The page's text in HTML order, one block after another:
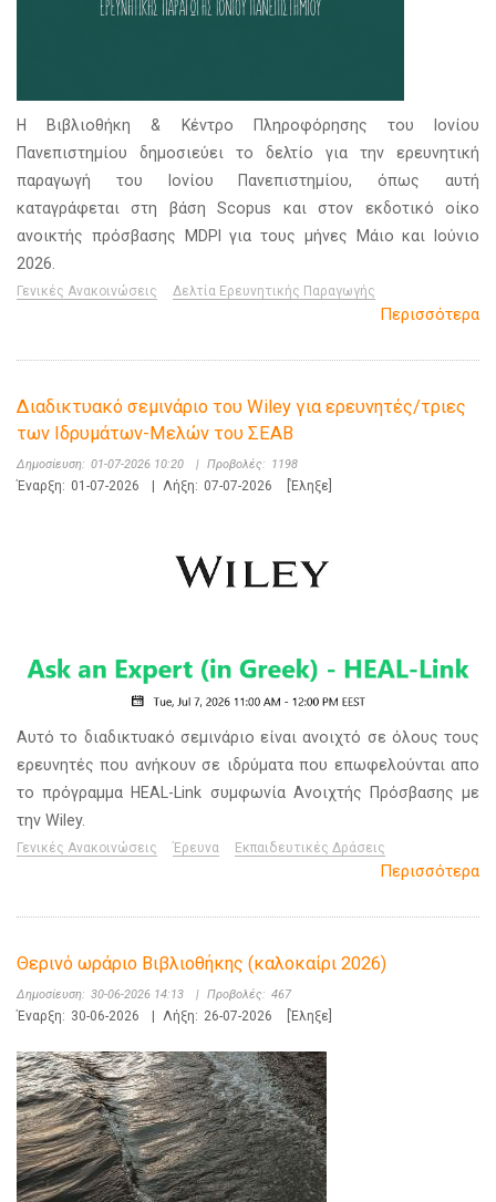
Η Βιβλιοθήκη & Κέντρο Πληροφόρησης του Ιονίου
Πανεπιστημίου δημοσιεύει το δελτίο για την ερευνητική
παραγωγή του Ιονίου Πανεπιστημίου, όπως αυτή
καταγράφεται στη βάση Scopus και στον εκδοτικό οίκο
ανοικτής πρόσβασης MDPI για τους μήνες Μάιο και Ιούνιο
2026.
Γενικές Ανακοινώσεις Δελτία Ερευνητικής Παραγωγής
Περισσότερα
Διαδικτυακό σεμινάριο του Wiley για ερευνητές/τριες
των Ιδρυμάτων-Μελών του ΣΕΑΒ
Δημοσίευση: 01-07-2026 10:20 | Προβολές: 1198
Έναρξη: 01-07-2026 Λήξη: 07-07-2026 [Έληξε]
Αυτό το διαδικτυακό σεμινάριο είναι ανοιχτό σε όλους τους
ερευνητές που ανήκουν σε ιδρύματα που επωφελούνται απο
το πρόγραμμα HEAL-Link συμφωνία Ανοιχτής Πρόσβασης με
την Wiley.
Γενικές Ανακοινώσεις Έρευνα Εκπαιδευτικές Δράσεις
Περισσότερα
Θερινό ωράριο Βιβλιοθήκης (καλοκαίρι 2026)
Δημοσίευση: 30-06-2026 14:13 | Προβολές: 467
Έναρξη: 30-06-2026 Λήξη: 26-07-2026 [Έληξε]